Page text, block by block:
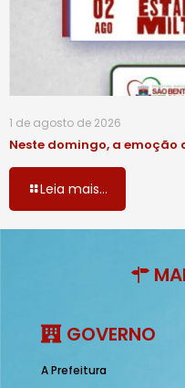
1 de agosto de 2026
Neste domingo, a
Leia mais...
GOVERNO
A Prefeitura